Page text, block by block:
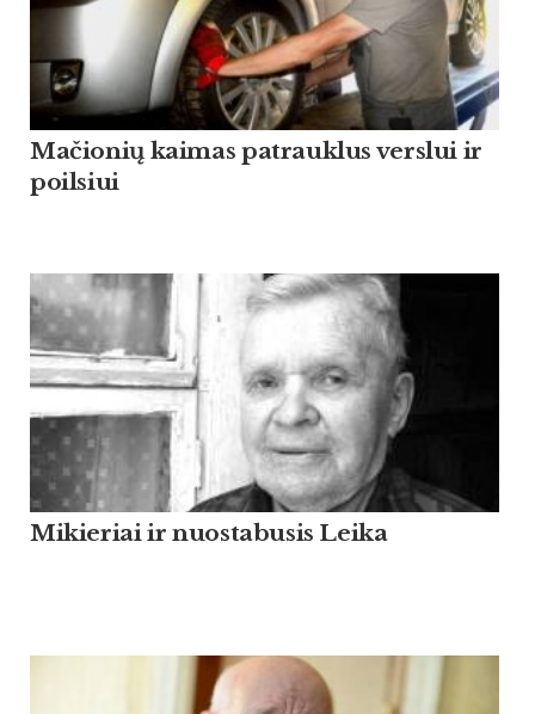
Mačionių kaimas patrauklus verslui ir
poilsiui
Mikieriai ir nuostabusis Leika